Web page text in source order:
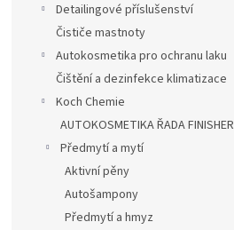
Detailingové příslušenství
Čističe mastnoty
Autokosmetika pro ochranu laku
Čištění a dezinfekce klimatizace
Koch Chemie
AUTOKOSMETIKA ŘADA FINISHER
Předmytí a mytí
Aktivní pěny
Autošampony
Předmytí a hmyz